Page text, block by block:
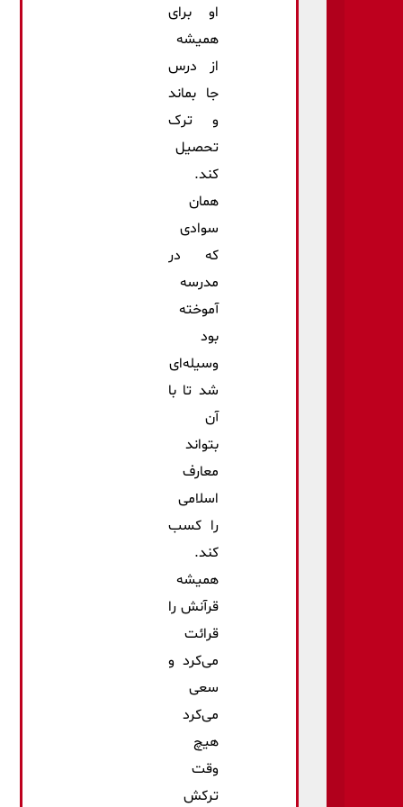
او برای
همیشه
از درس
جا بماند
و ترک
تحصیل
کند.
همان
سوادی
که در
مدرسه
آموخته
بود
وسیله‌ای
شد تا با
آن
بتواند
معارف
اسلامی
‌را کسب
کند.
همیشه
قرآنش را
قرائت
می‌کرد و
سعی
می‌کرد
هیچ
وقت
ترکش